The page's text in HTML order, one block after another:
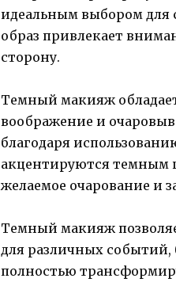
идеальным выбором для
образ привлекает
сторону.
Темный макияж
воображение и
благодаря
акцентируются темным
желаемое очарование и
Темный макияж
для различных событий,
полностью